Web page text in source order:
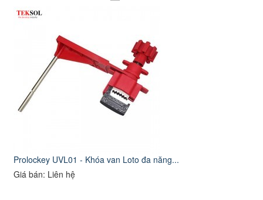
Prolockey UVL01 - Khóa van Loto đa năng...
Giá bán: Liên hệ